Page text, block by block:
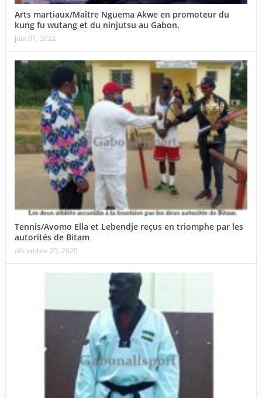
Arts martiaux/Maître Nguema Akwe en promoteur du
kung fu wutang et du ninjutsu au Gabon.
juin 01, 2022
Tennis/Avomo Ella et Lebendje reçus en triomphe par les
autorités de Bitam
décembre 25, 2020